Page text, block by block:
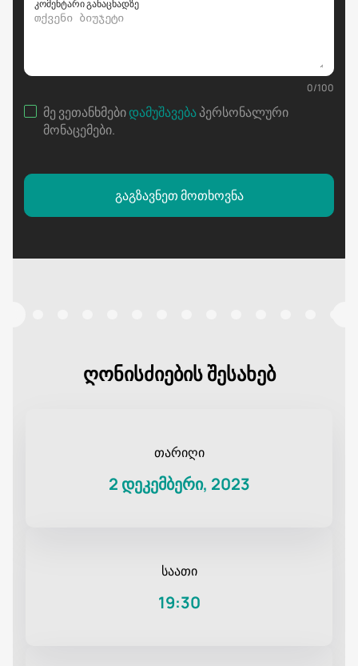
კომენტარი განაცხადზე
0/100
მე ვეთანხმებიდამუშავებაპერსონალური
მონაცემები.
გაგზავნეთ მოთხოვნა
ღონისძიების შესახებ
თარიღი
2 დეკემბერი, 2023
საათი
19:30